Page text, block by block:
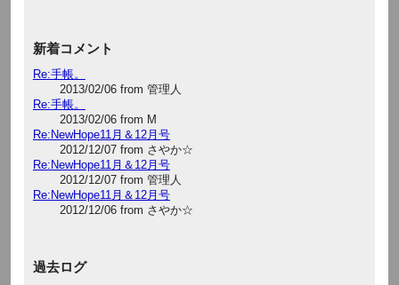
新着コメント
Re:手帳。
2013/02/06 from 管理人
Re:手帳。
2013/02/06 from M
Re:NewHope11月＆12月号
2012/12/07 from さやか☆
Re:NewHope11月＆12月号
2012/12/07 from 管理人
Re:NewHope11月＆12月号
2012/12/06 from さやか☆
過去ログ